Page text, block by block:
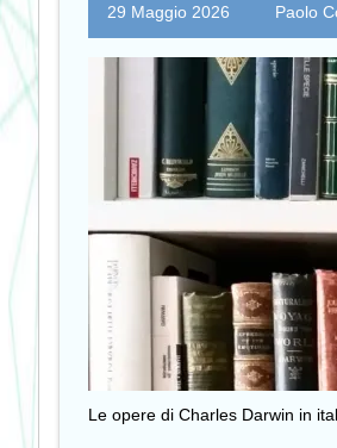
29 Maggio 2026 Paolo
Le opere di Charles Darwin in